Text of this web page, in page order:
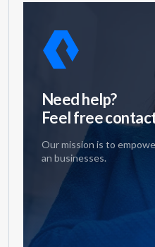
Need help?
Feel free
Our mission is to
an businesses.